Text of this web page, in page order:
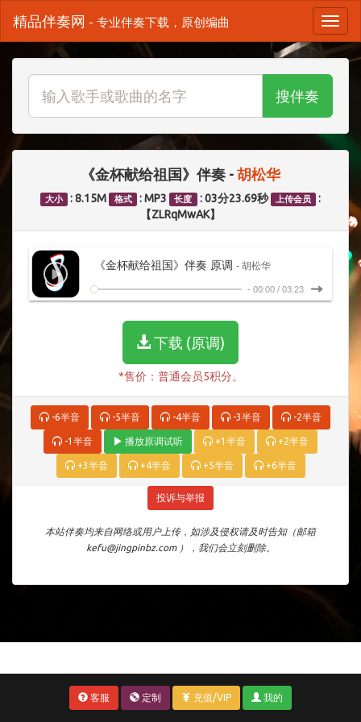
精品伴奏网 - 专业伴奏下载，原创编曲
搜伴奏
《金杯献给祖国》伴奏 - 胡松华
大小 : 8.15M 格式 : MP3 长度 : 03分23.69秒 上传会员
:
【ZLRqMwAK】
《金杯献给祖国》伴奏 原调 - 胡松华
- 00:00 / 03:23
下载 (原调)
*售价：普通会员5积分。
-6半音 -5半音 -4半音 -3半音 -2半音
-1半音 播放原调试听 +1半音 +2半音
+3半音 +4半音 +5半音 +6半音
投诉与举报
本站伴奏均来自网络或用户上传，如涉及侵权请及时告知（邮箱
kefu@jingpinbz.com ），我们会立刻删除。
客服 定制 充值/VIP 我的